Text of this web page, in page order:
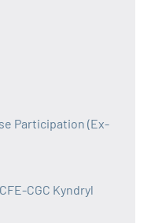
Participation (Ex-
CGC Kyndryl